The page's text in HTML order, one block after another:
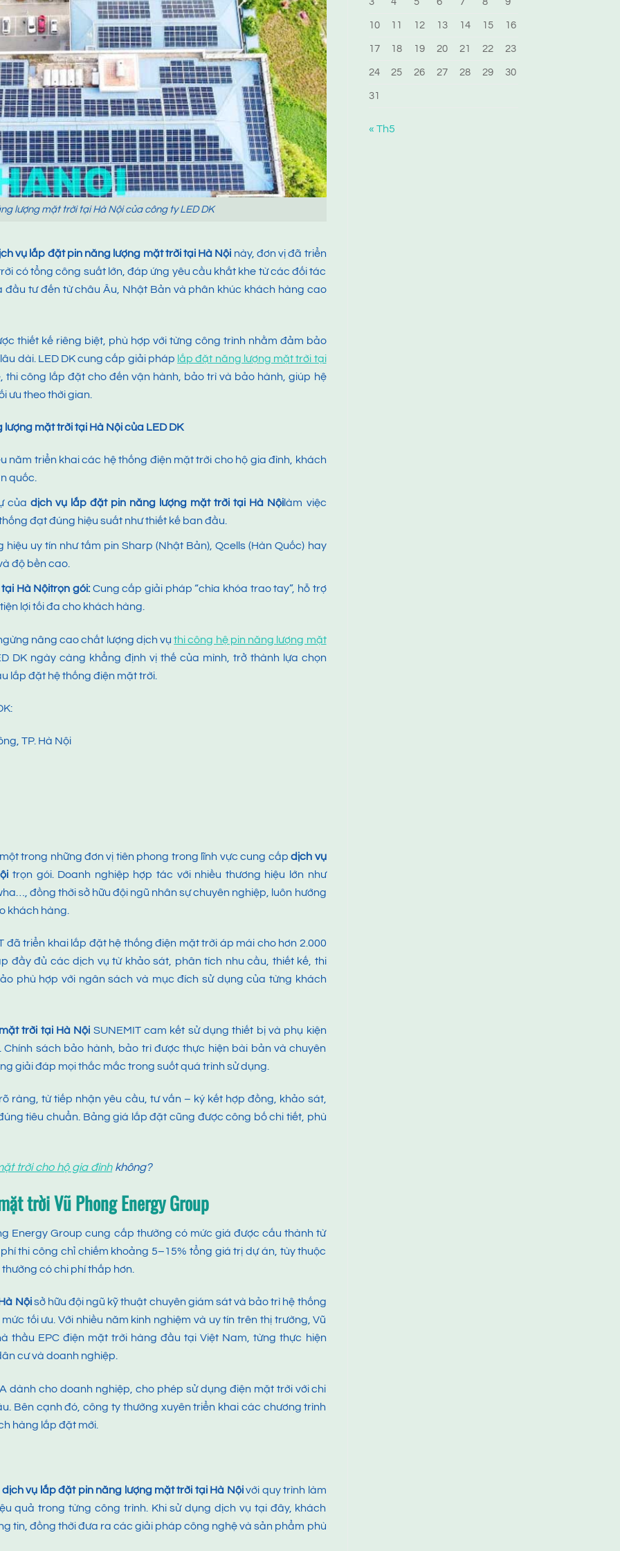
lượng mặt trời tại Hà Nội của công ty LED DK
vụ lắp đặt pin năng lượng mặt trời tại Hà Nội này, đơn vị đã triển
có tổng công suất lớn, đáp ứng yêu cầu khắt khe từ các đối tác
tư đến từ châu Âu, Nhật Bản và phân khúc khách hàng cao
thiết kế riêng biệt, phù hợp với từng công trình nhằm đảm bảo
dài. LED DK cung cấp giải pháp lắp đặt năng lượng mặt trời tại
thi công lắp đặt cho đến vận hành, bảo trì và bảo hành, giúp hệ
ưu theo thời gian.
mặt trời tại Hà Nộicủa LED DK
năm triển khai các hệ thống điện mặt trời cho hộ gia đình, khách
quốc.
của dịch vụ lắp đặt pin năng lượng mặt trời tại Hà Nộilàm việc
đạt đúng hiệu suất như thiết kế ban đầu.
hiệu uy tín như tấm pin Sharp (Nhật Bản), Qcells (Hàn Quốc) hay
độ bền cao.
Hà Nộitrọn gói: Cung cấp giải pháp “chìa khóa trao tay”, hỗ trợ
lợi tối đa cho khách hàng.
nâng cao chất lượng dịch vụthi công hệ pin năng lượng mặt
DK ngày càng khẳng định vị thế của mình, trở thành lựa chọn
lắp đặt hệ thống điện mặt trời.
TP. Hà Nội
trong những đơn vị tiên phong trong lĩnh vực cung cấpdịch vụ
trọn gói. Doanh nghiệp hợp tác với nhiều thương hiệu lớn như
đồng thời sở hữu đội ngũ nhân sự chuyên nghiệp, luôn hướng
khách hàng.
đã triển khai lắp đặt hệ thống điện mặt trời áp mái cho hơn 2.000
đầy đủ các dịch vụ từ khảo sát, phân tích nhu cầu, thiết kế, thi
phù hợp với ngân sách và mục đích sử dụng của từng khách
trời tại Hà Nội SUNEMIT cam kết sử dụng thiết bị và phụ kiện
sách bảo hành, bảo trì được thực hiện bài bản và chuyên
giải đáp mọi thắc mắc trong suốt quá trình sử dụng.
ràng, từ tiếp nhận yêu cầu, tư vấn – ký kết hợp đồng, khảo sát,
tiêu chuẩn. Bảng giá lắp đặt cũng được công bố chi tiết, phù
trời cho hộ gia đìnhkhông?
trờiVũ Phong Energy Group
Energy Group cung cấp thường có mức giá được cấu thành từ
thi công chỉ chiếm khoảng 5–15% tổng giá trị dự án, tùy thuộc
có chi phí thấp hơn.
Nộisở hữu đội ngũ kỹ thuật chuyên giám sát và bảo trì hệ thống
tối ưu. Với nhiều năm kinh nghiệm và uy tín trên thị trường, Vũ
thầu EPC điện mặt trời hàng đầu tại Việt Nam, từng thực hiện
cư và doanh nghiệp.
dành cho doanh nghiệp, cho phép sử dụng điện mặt trời với chi
Bên cạnh đó, công ty thường xuyên triển khai các chương trình
hàng lắp đặt mới.
dịch vụ lắp đặt pin năng lượng mặt trời tại Hà Nộivới quy trình làm
quả trong từng công trình. Khi sử dụng dịch vụ tại đây, khách
tin, đồng thời đưa ra các giải pháp công nghệ và sản phẩm phù
10 11 12 13 14 15 16
17 18 19 20 21 22 23
24 25 26 27 28 29 30
31
« Th5